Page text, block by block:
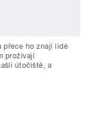
přece ho znají lidé
prožívají
útočiště, a